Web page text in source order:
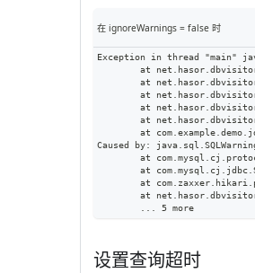
在 ignoreWarnings = false 时
Exception in thread "main"
at
at
at
at
at
at
Caused by:
at
at
at
at
	... 5 more
设置查询超时